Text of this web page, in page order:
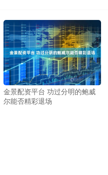
金景配资平台 功过分明的鲍威
尔能否精彩退场